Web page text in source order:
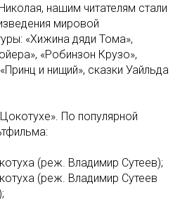
нашим читателям стали
мировой
«Хижина дяди Тома»,
«Робинзон Крузо»,
и нищий», сказки Уайльда
По популярной
(реж. Владимир Сутеев);
(реж. Владимир Сутеев